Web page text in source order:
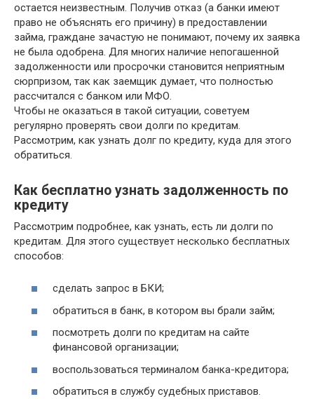
остается неизвестным. Получив отказ (а банки имеют
право не объяснять его причину) в предоставлении
займа, граждане зачастую не понимают, почему их заявка
не была одобрена. Для многих наличие непогашенной
задолженности или просрочки становится неприятным
сюрпризом, так как заемщик думает, что полностью
рассчитался с банком или МФО.
Чтобы не оказаться в такой ситуации, советуем
регулярно проверять свои долги по кредитам.
Рассмотрим, как узнать долг по кредиту, куда для этого
обратиться.
Как бесплатно узнать задолженность по
кредиту
Рассмотрим подробнее, как узнать, есть ли долги по
кредитам. Для этого существует несколько бесплатных
способов:
сделать запрос в БКИ;
обратиться в банк, в котором вы брали займ;
посмотреть долги по кредитам на сайте
финансовой организации;
воспользоваться терминалом банка-кредитора;
обратиться в службу судебных приставов.